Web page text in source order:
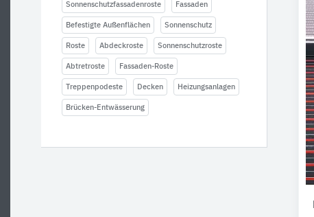
Sonnenschutzfassadenroste Fassaden
Befestigte Außenflächen Sonnenschutz
Roste Abdeckroste Sonnenschutzroste
Abtretroste Fassaden-Roste
Treppenpodeste Decken Heizungsanlagen
Brücken-Entwässerung